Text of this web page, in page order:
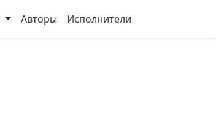
Авторы Исполнители